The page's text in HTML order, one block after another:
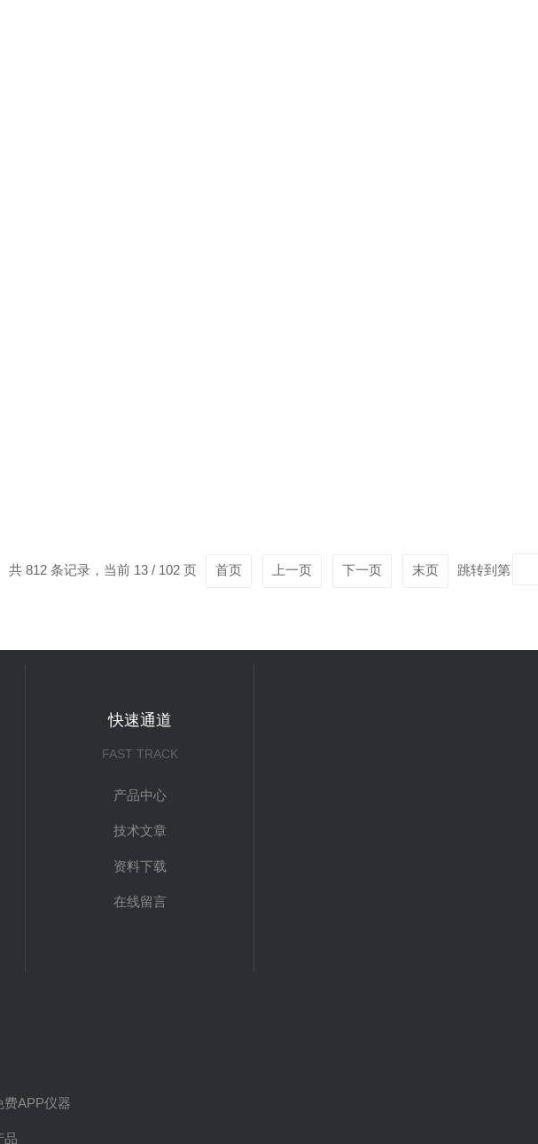
美女性爽视频国产免费APP仪的应用探索
产的关键。拉曼美女性爽视频国产免费APP技术作为一种先进的散射美女性爽视频国产免费
性爽视频国产免费APP技术的农药快速检测方法开发
测器，具有高探测效率。图1FE1064-Pro手持式拉曼美女性爽视频国产免费APP仪实物照片
与等离子体Cu协同增强TiO2光电催化分解水性能
相关成果以“SynergisticEffectofTopologicalSemimetalTiSiａ
态世界的核心工具在超快科学领域，许多物理、化学与生物过程的发生时间仅为“皮秒级
条纹相机的核心工作原理：将“时间”转化为“空间”条纹相机的本质是通过光电转换与电子束
实现高时...
共 812 条记录，当前 13 / 102 页 首页 上一页 下一页 末页 跳转到第
快速通道
FAST TRACK
产品中心
技术文章
资料下载
在线留言
费APP仪器
品